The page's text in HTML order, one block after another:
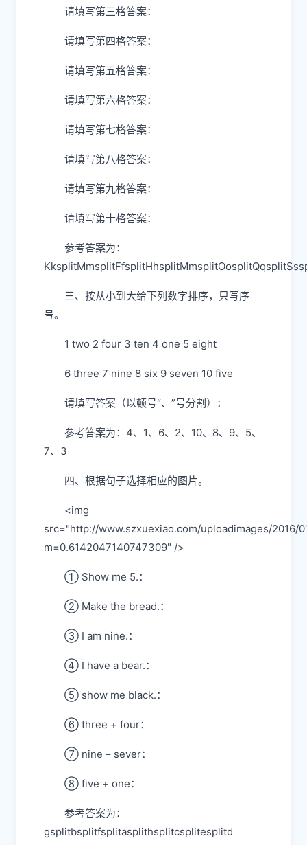
请填写第三格答案：
请填写第四格答案：
请填写第五格答案：
请填写第六格答案：
请填写第七格答案：
请填写第八格答案：
请填写第九格答案：
请填写第十格答案：
参考答案为：
三、按从小到大给下列数字排序，只写序
号。
1 two 2 four 3 ten 4 one 5 eight
6 three 7 nine 8 six 9 seven 10 five
请填写答案（以顿号“、”号分割）：
参考答案为：4、1、6、2、10、8、9、5、
7、3
四、根据句子选择相应的图片。
<img
src="http://www.szxuexiao.com/uploadimages/2016/
m=0.6142047140747309" />
① Show me 5.：
② Make the bread.：
③ I am nine.：
④ I have a bear.：
⑤ show me black.：
⑥ three + four：
⑦ nine – sever：
⑧ five + one：
参考答案为：
gsplitbsplitfsplitasplithsplitcsplitesplitd